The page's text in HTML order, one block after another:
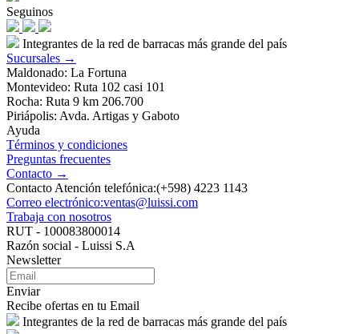
Seguinos
Integrantes de la red de barracas más grande del país
Sucursales →
Maldonado: La Fortuna
Montevideo: Ruta 102 casi 101
Rocha: Ruta 9 km 206.700
Piriápolis: Avda. Artigas y Gaboto
Ayuda
Términos y condiciones
Preguntas frecuentes
Contacto →
Contacto Atención telefónica:(+598) 4223 1143
Correo electrónico:ventas@luissi.com
Trabaja con nosotros
RUT - 100083800014
Razón social - Luissi S.A
Newsletter
Enviar
Recibe ofertas en tu Email
Integrantes de la red de barracas más grande del país